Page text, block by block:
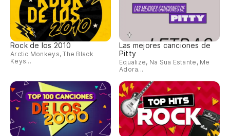
Rock de los 2010
Arctic Monkeys, The Black
Keys...
Las mejores canciones de
Pitty
Equalize, Na Sua Estante, Me
Adora...